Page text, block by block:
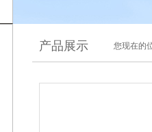
产品展示 您现在的